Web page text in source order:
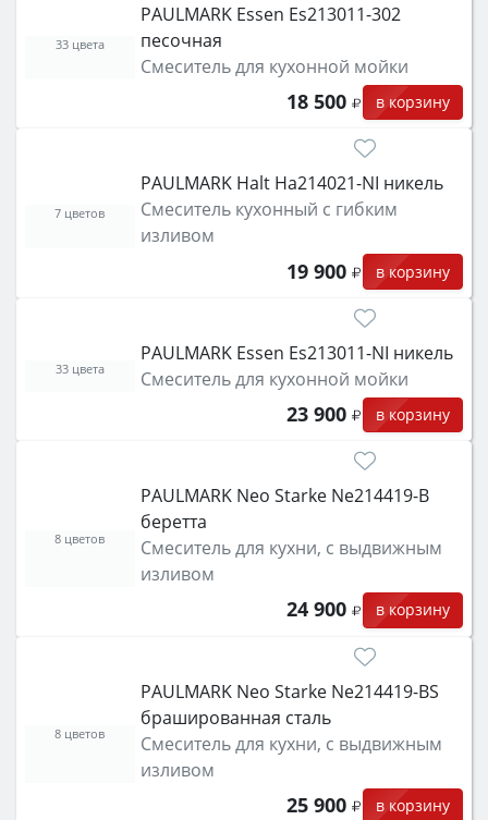
PAULMARK Essen Es213011-302
песочная
Смеситель для кухонной мойки
18 500 в корзину
33 цвета
PAULMARK Halt Ha214021-NI никель
Смеситель кухонный с гибким
изливом
19 900 в корзину
7 цветов
PAULMARK Essen Es213011-NI никель
Смеситель для кухонной мойки
23 900 в корзину
33 цвета
PAULMARK Neo Starke Ne214419-B
беретта
Смеситель для кухни, с выдвижным
изливом
24 900 в корзину
8 цветов
PAULMARK Neo Starke Ne214419-BS
брашированная сталь
Смеситель для кухни, с выдвижным
изливом
25 900 в корзину
8 цветов